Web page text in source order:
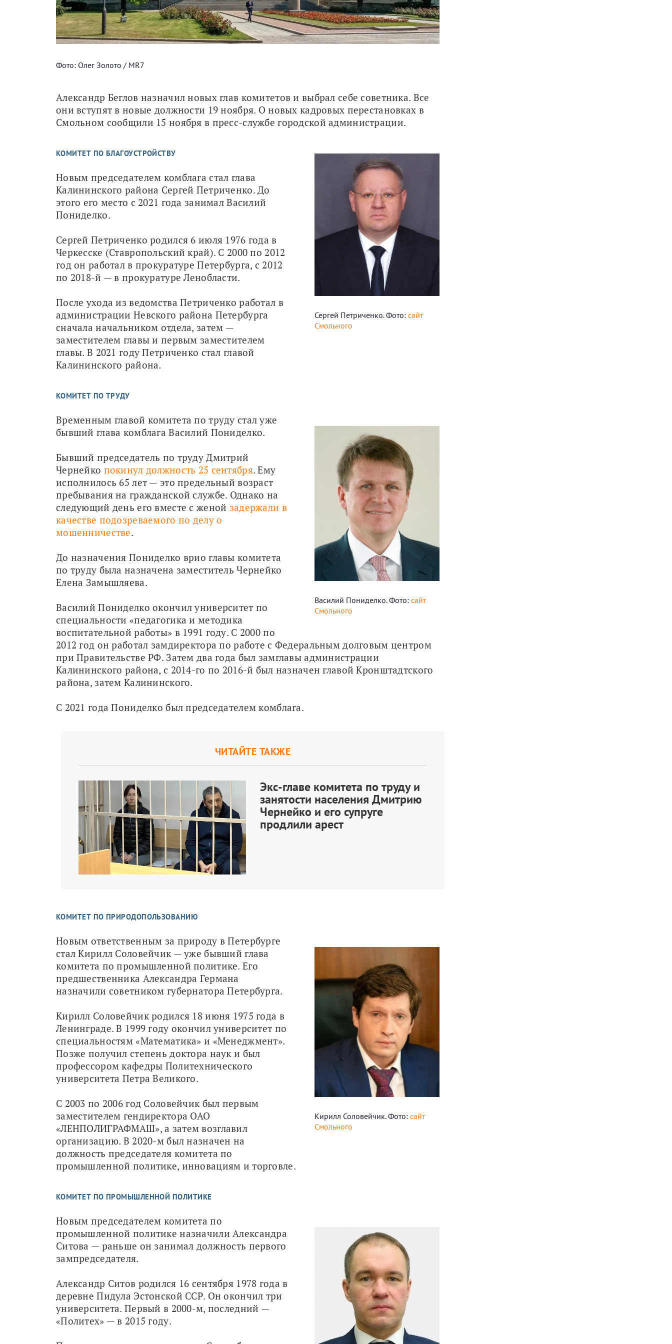
Фото: Олег Золото / MR7
Александр Беглов назначил новых глав комитетов и выбрал себе советника. Все
они вступят в новые должности 19 ноября. О новых кадровых перестановках в
Смольном сообщили 15 ноября в пресс-службе городской администрации.
Сергей Петриченко. Фото: сайт
Смольного
КОМИТЕТ ПО БЛАГОУСТРОЙСТВУ
Новым председателем комблага стал глава
Калининского района Сергей Петриченко. До
этого его место с 2021 года занимал Василий
Пониделко.
Сергей Петриченко родился 6 июля 1976 года в
Черкесске (Ставропольский край). С 2000 по 2012
год он работал в прокуратуре Петербурга, с 2012
по 2018-й — в прокуратуре Ленобласти.
После ухода из ведомства Петриченко работал в
администрации Невского района Петербурга
сначала начальником отдела, затем —
заместителем главы и первым заместителем
главы. В 2021 году Петриченко стал главой
Калининского района.
КОМИТЕТ ПО ТРУДУ
Василий Пониделко. Фото: сайт
Смольного
Временным главой комитета по труду стал уже
бывший глава комблага Василий Пониделко.
Бывший председатель по труду Дмитрий
Чернейко покинул должность 25 сентября. Ему
исполнилось 65 лет — это предельный возраст
пребывания на гражданской службе. Однако на
следующий день его вместе с женой задержали в
качестве подозреваемого по делу о
мошенничестве.
До назначения Пониделко врио главы комитета
по труду была назначена заместитель Чернейко
Елена Замышляева.
Василий Пониделко окончил университет по
специальности «педагогика и методика
воспитательной работы» в 1991 году. С 2000 по
2012 год он работал замдиректора по работе с Федеральным долговым центром
при Правительстве РФ. Затем два года был замглавы администрации
Калининского района, с 2014-го по 2016-й был назначен главой Кронштадтского
района, затем Калининского.
С 2021 года Пониделко был председателем комблага.
ЧИТАЙТЕ ТАКЖЕ
Экс-главе комитета по труду и
занятости населения Дмитрию
Чернейко и его супруге
продлили арест
КОМИТЕТ ПО ПРИРОДОПОЛЬЗОВАНИЮ
Кирилл Соловейчик. Фото: сайт
Смольного
Новым ответственным за природу в Петербурге
стал Кирилл Соловейчик — уже бывший глава
комитета по промышленной политике. Его
предшественника Александра Германа
назначили советником губернатора Петербурга.
Кирилл Соловейчик родился 18 июня 1975 года в
Ленинграде. В 1999 году окончил университет по
специальностям «Математика» и «Менеджмент».
Позже получил степень доктора наук и был
профессором кафедры Политехнического
университета Петра Великого.
С 2003 по 2006 год Соловейчик был первым
заместителем гендиректора ОАО
«ЛЕНПОЛИГРАФМАШ», а затем возглавил
организацию. В 2020-м был назначен на
должность председателя комитета по
промышленной политике, инновациям и торговле.
КОМИТЕТ ПО ПРОМЫШЛЕННОЙ ПОЛИТИКЕ
Новым председателем комитета по
промышленной политике назначили Александра
Ситова — раньше он занимал должность первого
зампредседателя.
Александр Ситов родился 16 сентября 1978 года в
деревне Пидула Эстонской ССР. Он окончил три
университета. Первый в 2000-м, последний —
«Политех» — в 2015 году.